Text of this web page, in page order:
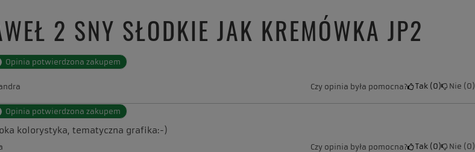
2 SNY SŁODKIE JAK KREMÓWKA JP2
Opinia potwierdzona zakupem
Czy opinia była pomocna? Tak 0 Nie 0
Opinia potwierdzona zakupem
kolorystyka, tematyczna grafika:-)
Czy opinia była pomocna? Tak 0 Nie 0